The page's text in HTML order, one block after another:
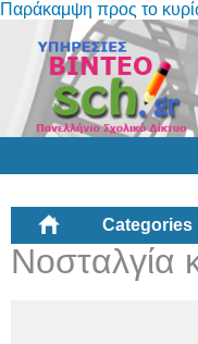
Παράκαμψη προς το
Categories
Νοσταλγία